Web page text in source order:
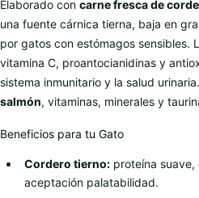
Elaborado con carne fresca de
una fuente cárnica tierna, baja en
por gatos con estómagos sensibles.
vitamina C, proantocianidinas y
sistema inmunitario y la salud
salmón, vitaminas, minerales y
Beneficios para tu Gato
Cordero tierno: proteína
aceptación palatabilidad.